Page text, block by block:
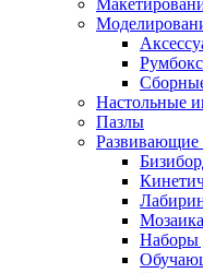
Настольные
Пазлы
Развивающие
Мозаика
Наборы